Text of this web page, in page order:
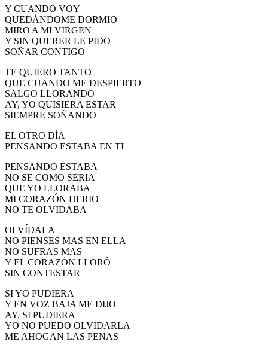
Y CUANDO VOY
QUEDÁNDOME DORMIO
MIRO A MI VIRGEN
Y SIN QUERER LE PIDO
SOÑAR CONTIGO
TE QUIERO TANTO
QUE CUANDO ME DESPIERTO
SALGO LLORANDO
AY, YO QUISIERA ESTAR
SIEMPRE SOÑANDO
EL OTRO DÍA
PENSANDO ESTABA EN TI
PENSANDO ESTABA
NO SE COMO SERIA
QUE YO LLORABA
MI CORAZÓN HERIO
NO TE OLVIDABA
OLVÍDALA
NO PIENSES MAS EN ELLA
NO SUFRAS MAS
Y EL CORAZÓN LLORÓ
SIN CONTESTAR
SI YO PUDIERA
Y EN VOZ BAJA ME DIJO
AY, SI PUDIERA
YO NO PUEDO OLVIDARLA
ME AHOGAN LAS PENAS
¿Cuándo se construyó la primera ermita?
El traslado cada siete años
¿Cuales son los actos principales que se celebran en el
Quiero hacer el camino,¿que tengo que hacer?
En el Rocío, ¿dónde me alojo?